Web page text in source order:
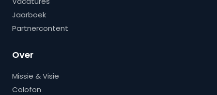
Jaarboek
Partnercontent
Over
Missie & Visie
Colofon